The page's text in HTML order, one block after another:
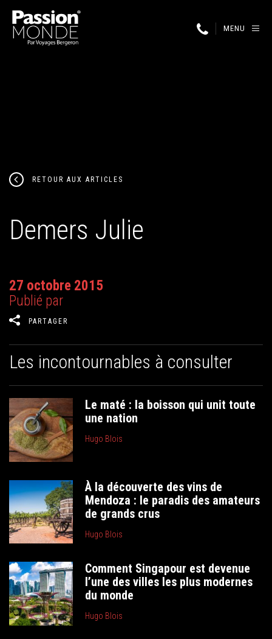
MENU
RETOUR AUX ARTICLES
Demers Julie
27 octobre 2015
Publié par
PARTAGER
Les incontournables à consulter
Le maté : la boisson qui unit toute
une nation
Hugo Blois
À la découverte des vins de
Mendoza : le paradis des amateurs
de grands crus
Hugo Blois
Comment Singapour est devenue
l’une des villes les plus modernes
du monde
Hugo Blois